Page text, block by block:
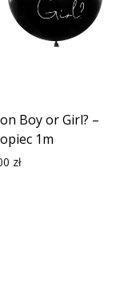
Boy or Girl? –
1m
zł